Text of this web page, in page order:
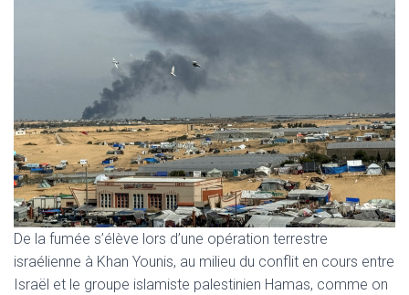
De la fumée s’élève lors d’une opération terrestre
israélienne à Khan Younis, au milieu du conflit en cours entre
Israël et le groupe islamiste palestinien Hamas, comme on